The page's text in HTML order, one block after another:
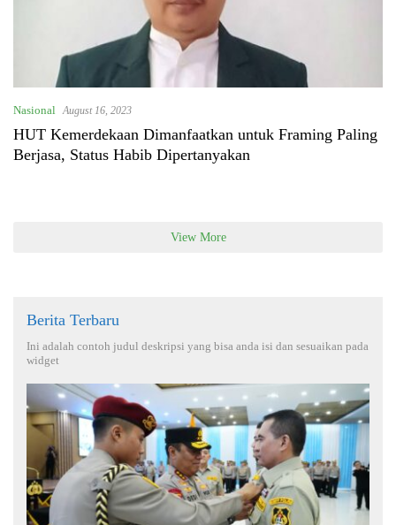
Nasional August 16, 2023
HUT Kemerdekaan Dimanfaatkan untuk Framing Paling
Berjasa, Status Habib Dipertanyakan
View More
Berita Terbaru
Ini adalah contoh judul deskripsi yang bisa anda isi dan sesuaikan pada
widget